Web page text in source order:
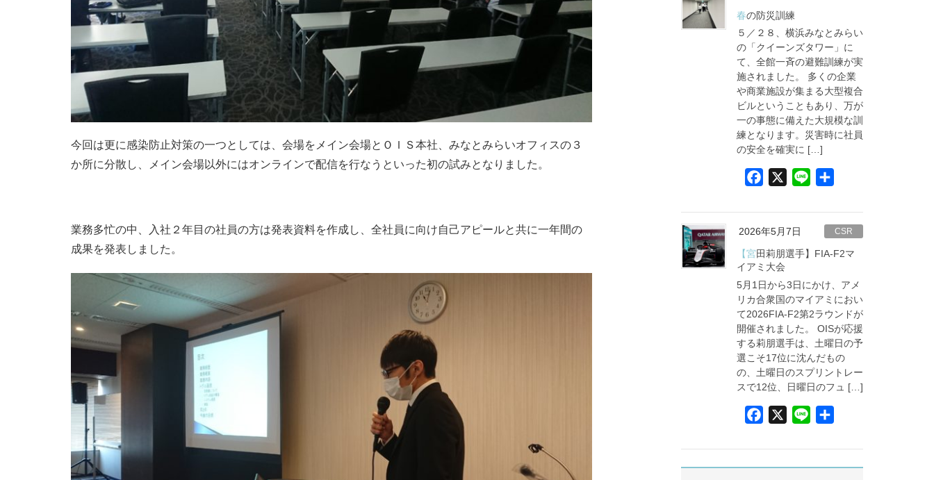
今回は更に感染防止対策の一つとしては、会場をメイン会場とＯＩＳ本社、みなとみらいオフィスの３
か所に分散し、メイン会場以外にはオンラインで配信を行なうといった初の試みとなりました。
業務多忙の中、入社２年目の社員の方は発表資料を作成し、全社員に向け自己アピールと共に一年間の
成果を発表しました。
b
o
o
k
春の防災訓練
５／２８、横浜みなとみらい
の「クイーンズタワー」に
て、全館一斉の避難訓練が実
施されました。 多くの企業
や商業施設が集まる大型複合
ビルということもあり、万が
一の事態に備えた大規模な訓
練となります。災害時に社員
の安全を確実に […]
c
e
b
o
o
k
n
2026年5月7日 CSR
【宮田莉朋選手】FIA-F2マ
イアミ大会
5月1日から3日にかけ、アメ
リカ合衆国のマイアミにおい
て2026FIA-F2第2ラウンドが
開催されました。 OISが応援
する莉朋選手は、土曜日の予
選こそ17位に沈んだもの
の、土曜日のスプリントレー
スで12位、日曜日のフュ […]
c
e
n
e